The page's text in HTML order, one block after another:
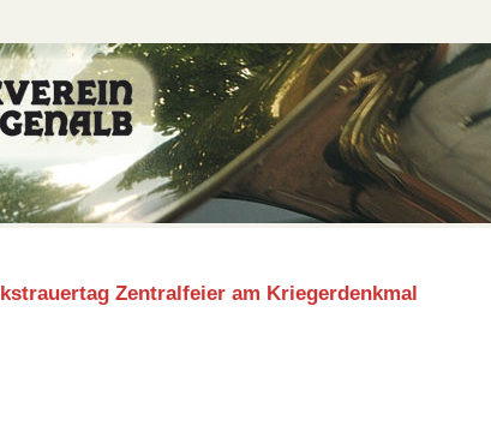
Zentralfeier am Kriegerdenkmal